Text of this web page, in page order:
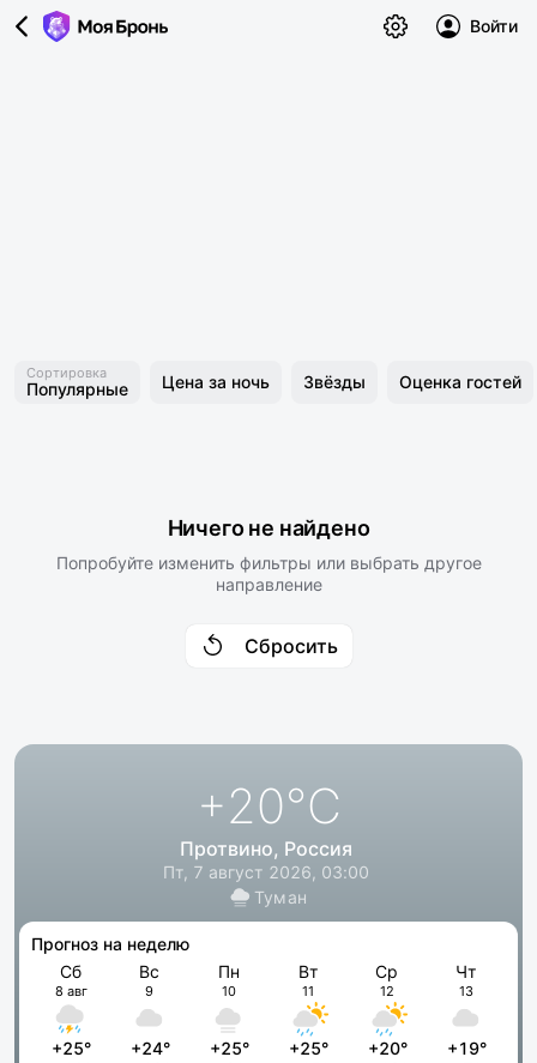
Войти
Сортировка
Популярные Цена за ночь Звёзды Оценка гостей
Ничего не найдено
Попробуйте изменить фильтры или выбрать другое
направление
Сбросить
+20°C
Протвино, Россия
Пт, 7 август 2026, 03:00
Туман
Прогноз на неделю
Сб
8 авг
+25°
Вс
9
+24°
Пн
10
+25°
Вт
11
+25°
Ср
12
+20°
Чт
13
+19°